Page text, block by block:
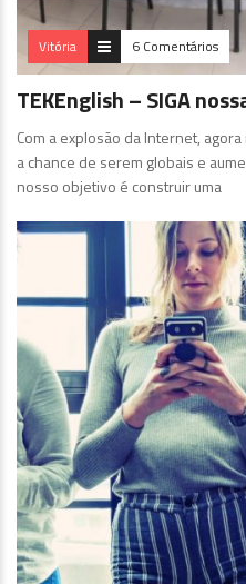
Vitória 6 Comentários
TEKEnglish – SIGA
Com a explosão da Internet,
a chance de serem globais e
nosso objetivo é construir uma